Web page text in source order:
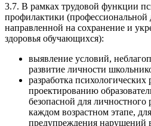
3.7. В рамках трудовой функции
профилактики (профессиональной
направленной на сохранение и
здоровья обучающихся):
выявление условий,
развитие личности
разработка
проектированию
безопасной для личностного
каждом возрастном этапе,
предупреждения нарушений